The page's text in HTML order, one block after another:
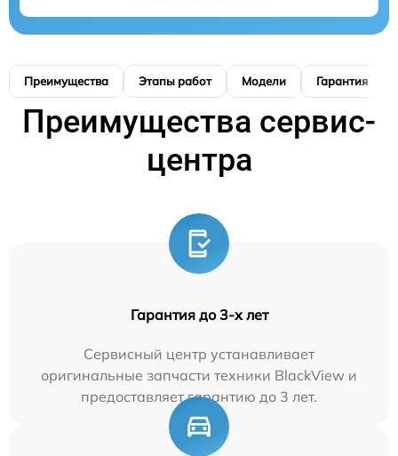
Преимущества Этапы работ Модели Гарантия
Преимущества сервис-
центра
Гарантия до 3-х лет
Сервисный центр устанавливает
оригинальные запчасти техники BlackView и
предоставляет гарантию до 3 лет.